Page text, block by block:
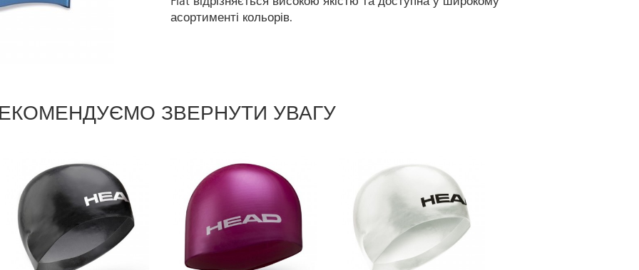
асортименті кольорів.
ЗВЕРНУТИ УВАГУ